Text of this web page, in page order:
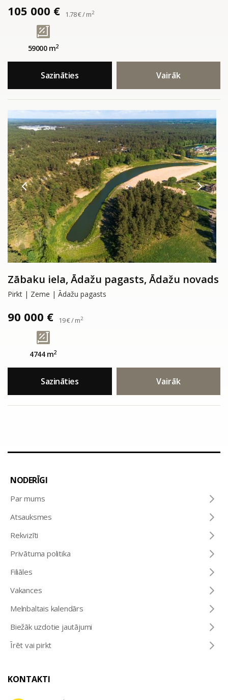
105 000 € 1.78 € / m2
59000 m2
Sazināties Vairāk
Zābaku iela, Ādažu pagasts, Ādažu novads
Pirkt | Zeme | Ādažu pagasts
90 000 € 19 € / m2
4744 m2
Sazināties Vairāk
NODERĪGI
Par mums
Atsauksmes
Rekvizīti
Privātuma politika
Filiāles
Vakances
Melnbaltais kalendārs
Biežāk uzdotie jautājumi
Īrēt vai pirkt
KONTAKTI